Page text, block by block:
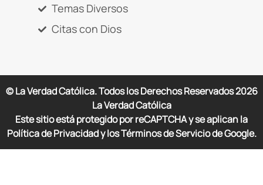
Temas Diversos
Citas con Dios
© La Verdad Católica. Todos los Derechos Reservados2026
La Verdad Católica
Este sitio está protegido por reCAPTCHA y se aplican la
Política de Privacidad y los Términos de Servicio de Google.